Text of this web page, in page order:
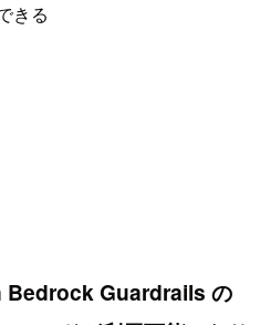
きる
Bedrock Guardrails の